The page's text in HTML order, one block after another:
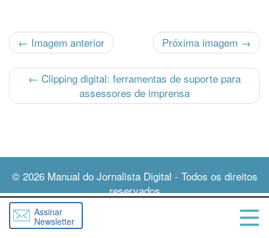
Assinar
Newsletter
← Imagem anterior Próxima imagem →
← Clipping digital: ferramentas de suporte para
assessores de imprensa
© 2026 Manual do Jornalista Digital - Todos os direitos
reservados